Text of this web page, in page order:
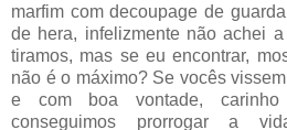
marfim com decoupage de
de hera, infelizmente não achei
tiramos, mas se eu encontrar,
não é o máximo? Se vocês
e com boa vontade,
conseguimos prorrogar a